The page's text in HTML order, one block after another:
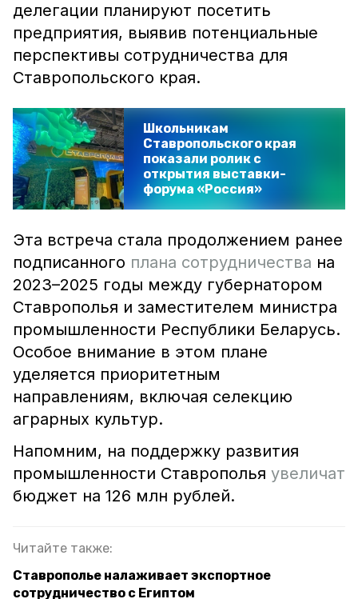
делегации планируют посетить
предприятия, выявив потенциальные
перспективы сотрудничества для
Ставропольского края.
Школьникам
Ставропольского края
показали ролик с
открытия выставки-
форума «Россия»
Эта встреча стала продолжением ранее
подписанного плана сотрудничества на
2023–2025 годы между губернатором
Ставрополья и заместителем министра
промышленности Республики Беларусь.
Особое внимание в этом плане
уделяется приоритетным
направлениям, включая селекцию
аграрных культур.
Напомним, на поддержку развития
промышленности Ставрополья увеличат
бюджет на 126 млн рублей.
Читайте также:
Ставрополье налаживает экспортное
сотрудничество с Египтом